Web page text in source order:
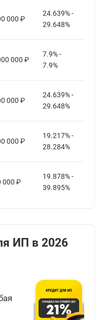
000 ₽
24.639% -
29.648%
000 ₽
7.9% -
7.9%
000 ₽
24.639% -
29.648%
000 ₽
19.217% -
28.284%
000 ₽
19.878% -
39.895%
ИП в 2026